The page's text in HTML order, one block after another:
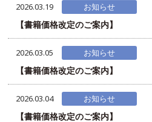
2026.03.19 お知らせ
【書籍価格改定のご案内】
2026.03.05 お知らせ
【書籍価格改定のご案内】
2026.03.04 お知らせ
【書籍価格改定のご案内】